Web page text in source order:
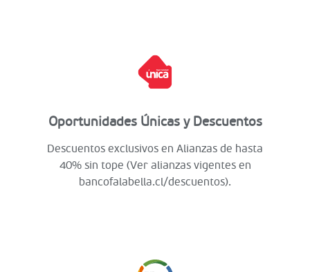
Oportunidades Únicas y Descuentos
Descuentos exclusivos en Alianzas de hasta
40% sin tope (Ver alianzas vigentes en
bancofalabella.cl/descuentos).